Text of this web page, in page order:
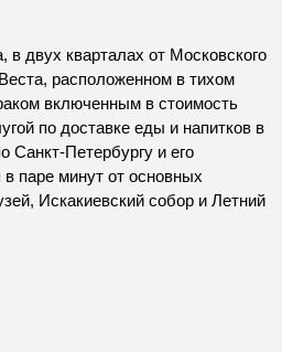
двух кварталах от Московского
расположенном в тихом
включенным в стоимость
по доставке еды и напитков в
Санкт-Петербургу и его
паре минут от основных
Искакиевский собор и Летний